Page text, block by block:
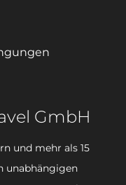
GmbH
und mehr als 15
unabhängigen